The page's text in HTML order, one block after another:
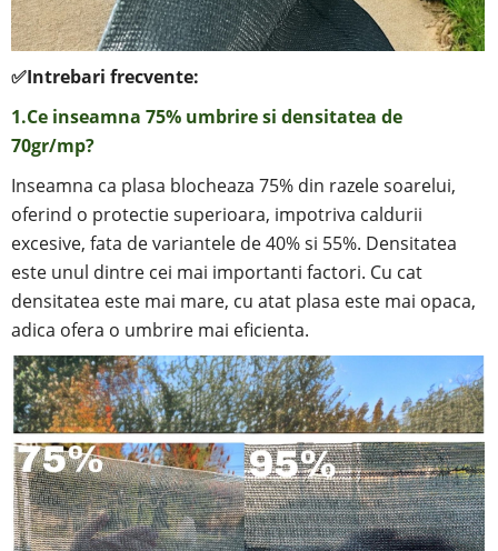
✅Intrebari frecvente:
1.Ce inseamna 75% umbrire si densitatea de
70gr/mp?
Inseamna ca plasa blocheaza 75% din razele soarelui,
oferind o protectie superioara, impotriva caldurii
excesive, fata de variantele de 40% si 55%. Densitatea
este unul dintre cei mai importanti factori. Cu cat
densitatea este mai mare, cu atat plasa este mai opaca,
adica ofera o umbrire mai eficienta.